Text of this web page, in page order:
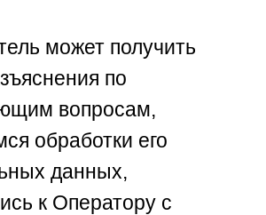
может получить
по
вопросам,
обработки его
данных,
к Оператору с